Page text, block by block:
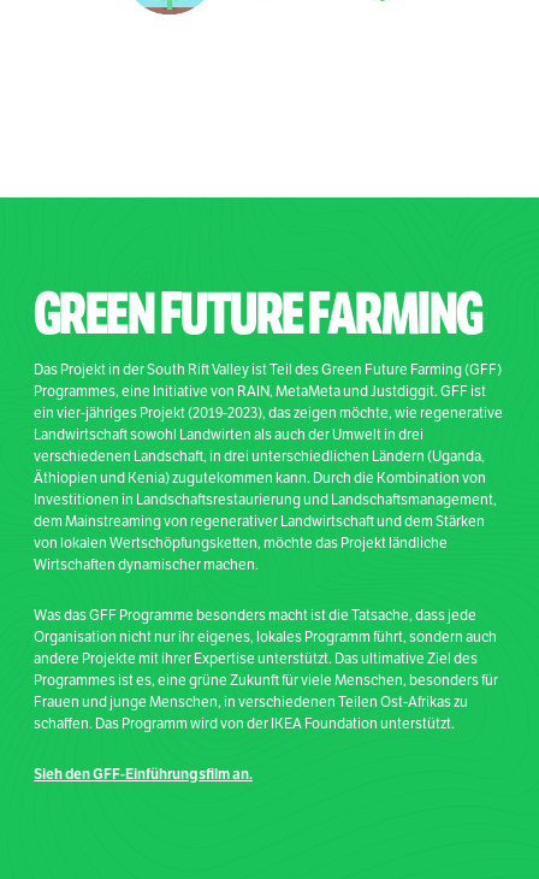
GREENFUTUREFARMING
Das Projekt in der South Rift Valley ist Teil des Green Future Farming (GFF)
Programmes, eine Initiative von RAIN, MetaMeta und Justdiggit. GFF ist
ein vier-jähriges Projekt (2019-2023), das zeigen möchte, wie regenerative
Landwirtschaft sowohl Landwirten als auch der Umwelt in drei
verschiedenen Landschaft, in drei unterschiedlichen Ländern (Uganda,
Äthiopien und Kenia) zugutekommen kann. Durch die Kombination von
Investitionen in Landschaftsrestaurierung und Landschaftsmanagement,
dem Mainstreaming von regenerativer Landwirtschaft und dem Stärken
von lokalen Wertschöpfungsketten, möchte das Projekt ländliche
Wirtschaften dynamischer machen.
Was das GFF Programme besonders macht ist die Tatsache, dass jede
Organisation nicht nur ihr eigenes, lokales Programm führt, sondern auch
andere Projekte mit ihrer Expertise unterstützt. Das ultimative Ziel des
Programmes ist es, eine grüne Zukunft für viele Menschen, besonders für
Frauen und junge Menschen, in verschiedenen Teilen Ost-Afrikas zu
schaffen. Das Programm wird von der IKEA Foundation unterstützt.
Sieh den GFF-Einführungsfilm an.